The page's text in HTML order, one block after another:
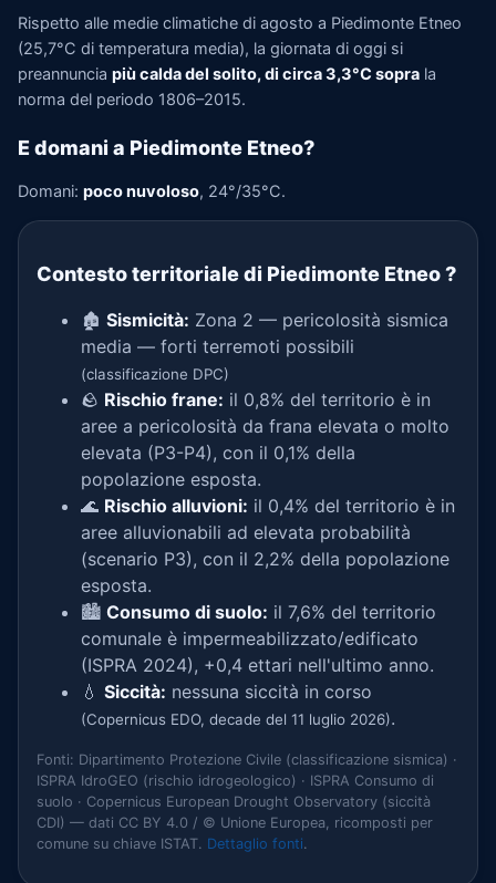
Rispetto alle medie climatiche di agosto a Piedimonte Etneo
(25,7°C di temperatura media), la giornata di oggi si
preannuncia più calda del solito, di circa 3,3°C sopra la
norma del periodo 1806–2015.
E domani a Piedimonte Etneo?
Domani: poco nuvoloso, 24°/35°C.
Contesto territoriale di Piedimonte Etneo?
🏚️ Sismicità: Zona 2 — pericolosità sismica
media — forti terremoti possibili
(classificazione DPC)
🪨 Rischio frane: il 0,8% del territorio è in
aree a pericolosità da frana elevata o molto
elevata (P3-P4), con il 0,1% della
popolazione esposta.
🌊 Rischio alluvioni: il 0,4% del territorio è in
aree alluvionabili ad elevata probabilità
(scenario P3), con il 2,2% della popolazione
esposta.
🏙️ Consumo di suolo: il 7,6% del territorio
comunale è impermeabilizzato/edificato
(ISPRA 2024), +0,4 ettari nell'ultimo anno.
💧 Siccità: nessuna siccità in corso
(Copernicus EDO, decade del 11 luglio 2026).
Fonti: Dipartimento Protezione Civile (classificazione sismica) ·
ISPRA IdroGEO (rischio idrogeologico) · ISPRA Consumo di
suolo · Copernicus European Drought Observatory (siccità
CDI) — dati CC BY 4.0 / © Unione Europea, ricomposti per
comune su chiave ISTAT. Dettaglio fonti.